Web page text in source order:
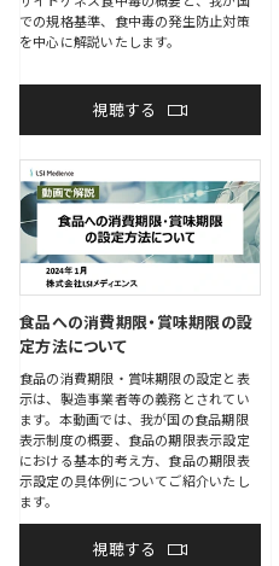
での規格基準、食中毒の発生防止対策
を中心に解説いたします。
視聴する
食品への消費期限・賞味期限の設
定方法について
食品の消費期限・賞味期限の設定と表
示は、製造事業者等の義務とされてい
ます。本動画では、我が国の食品期限
表示制度の概要、食品の期限表示設定
における基本的考え方、食品の期限表
示設定の具体例についてご紹介いたし
ます。
視聴する